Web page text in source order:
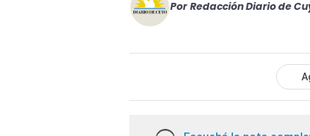
Por Redacción Diario de